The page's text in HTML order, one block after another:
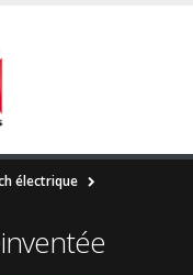
électrique